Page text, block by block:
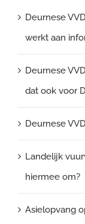
Deurnese
werkt aan
Deurnese
dat ook voor
Deurnese
Landelijk
hiermee om?
Asielopvang